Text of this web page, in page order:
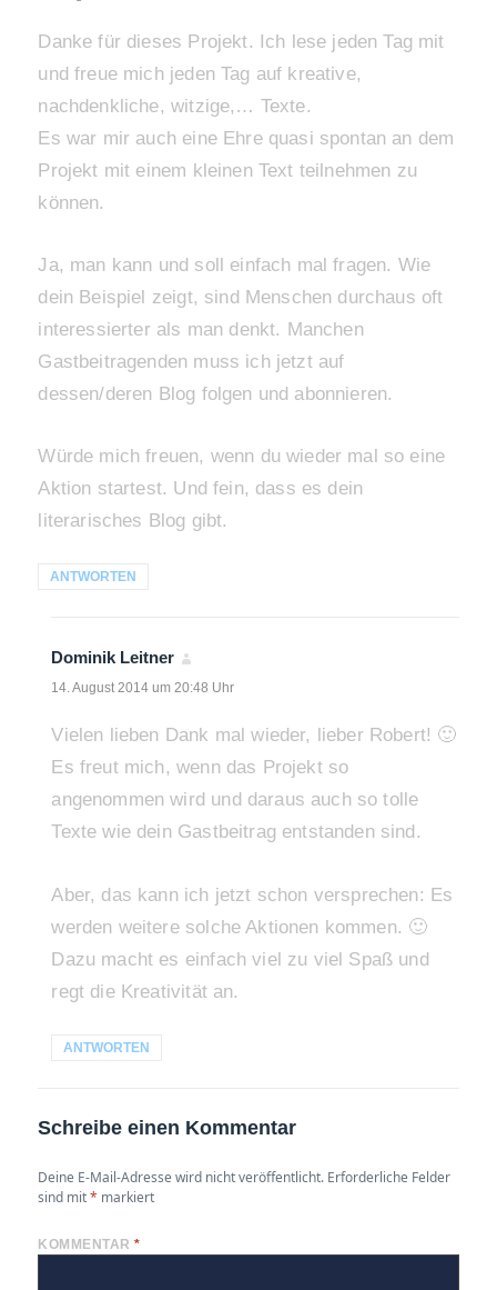
Danke für dieses Projekt. Ich lese jeden Tag mit
und freue mich jeden Tag auf kreative,
nachdenkliche, witzige,… Texte.
Es war mir auch eine Ehre quasi spontan an dem
Projekt mit einem kleinen Text teilnehmen zu
können.
Ja, man kann und soll einfach mal fragen. Wie
dein Beispiel zeigt, sind Menschen durchaus oft
interessierter als man denkt. Manchen
Gastbeitragenden muss ich jetzt auf
dessen/deren Blog folgen und abonnieren.
Würde mich freuen, wenn du wieder mal so eine
Aktion startest. Und fein, dass es dein
literarisches Blog gibt.
ANTWORTEN
Dominik Leitner
14. August 2014 um 20:48 Uhr
Vielen lieben Dank mal wieder, lieber Robert! 🙂
Es freut mich, wenn das Projekt so
angenommen wird und daraus auch so tolle
Texte wie dein Gastbeitrag entstanden sind.
Aber, das kann ich jetzt schon versprechen: Es
werden weitere solche Aktionen kommen. 🙂
Dazu macht es einfach viel zu viel Spaß und
regt die Kreativität an.
ANTWORTEN
Schreibe einen Kommentar
Deine E-Mail-Adresse wird nicht veröffentlicht. Erforderliche Felder
sind mit* markiert
KOMMENTAR*